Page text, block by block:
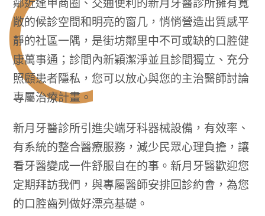
鄰近逢甲商圈、交通便利的新月牙醫診所擁有寬
敞的候診空間和明亮的窗几，悄悄營造出質感平
靜的社區一隅，是街坊鄰里中不可或缺的口腔健
康萬事通；診間內新穎潔淨並且診間獨立、充分
照顧患者隱私，您可以放心與您的主治醫師討論
專屬治療計畫。
新月牙醫診所引進尖端牙科器械設備，有效率、
有系統的整合醫療服務，減少民眾心理負擔，讓
看牙醫變成一件舒服自在的事。新月牙醫歡迎您
定期拜訪我們，與專屬醫師安排回診約會，為您
的口腔齒列做好漂亮基礎。